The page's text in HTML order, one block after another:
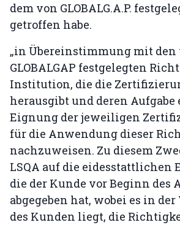
dem von GLOBALG.A.P.
getroffen habe.
„in Übereinstimmung mit den
GLOBALGAP festgelegten
Institution, die die
herausgibt und deren Aufgabe
Eignung der jeweiligen
für die Anwendung dieser
nachzuweisen. Zu diesem
LSQA auf die eidesstattlichen
die der Kunde vor Beginn des
abgegeben hat, wobei es in
des Kunden liegt, die